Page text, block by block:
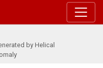
by Helical